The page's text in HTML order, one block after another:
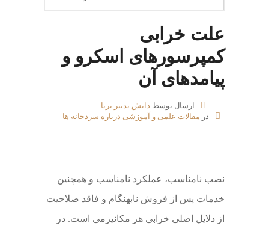
علت خرابی
کمپرسورهای اسکرو و
پیامدهای آن
ارسال توسط دانش تدبیر برنا
در مقالات علمی و آموزشی درباره سردخانه ها
نصب نامناسب، عملکرد نامناسب و همچنین
خدمات پس از فروش نابهنگام و فاقد صلاحیت
از دلایل اصلی خرابی هر مکانیزمی است. در